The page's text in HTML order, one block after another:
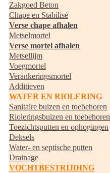
Zakgoed Beton
Chape en Stabilisé
Verse chape afhalen
Metselmortel
Verse mortel afhalen
Metsellijm
Voegmortel
Verankeringsmortel
Additieven
WATER EN RIOLERING
Sanitaire buizen en toebehoren
Rioleringsbuizen en toebehoren
Toezichtsputten en ophogingen
Deksels
Water- en septische putten
Drainage
VOCHTBESTRIJDING